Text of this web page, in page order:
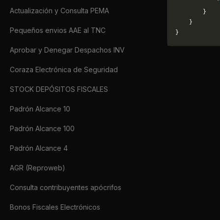
Actualización y Consulta PEMA
Pequeños envios AAE al TNC
Aprobar y Denegar Despachos INV
Coraza Electrónica de Seguridad
STOCK DEPÓSITOS FISCALES
Padrón Alcance 10
Padrón Alcance 100
Padrón Alcance 4
AGR (Reproweb)
Consulta contribuyentes apócrifos
Bonos Fiscales Electrónicos
        }
    }
}